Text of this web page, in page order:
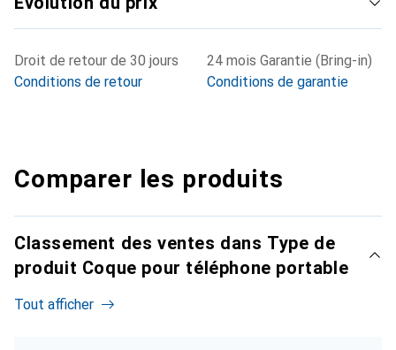
Droit de retour de 30 jours
Conditions de retour
24 mois Garantie (Bring-in)
Conditions de garantie
Comparer les produits
Classement des ventes dans Type de
produit Coque pour téléphone portable
Tout afficher